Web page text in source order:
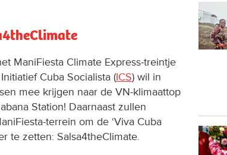
ManiFiesta Climate Express-treintje
Cuba Socialista (ICS) wil in
mee krijgen naar de VN-klimaattop
Station! Daarnaast zullen
terrein om de ‘Viva Cuba
te zetten: Salsa4theClimate.